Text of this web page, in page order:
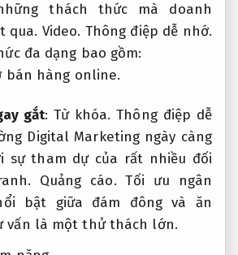
thách thức mà doanh
qua. Video. Thông điệp dễ nhớ.
đa dạng bao gồm:
bán hàng online.
gắt: Từ khóa. Thông điệp dễ
Digital Marketing ngày càng
sự tham dự của rất nhiều đối
Quảng cáo. Tối ưu ngân
bật giữa đám đông và ăn
vấn là một thử thách lớn.